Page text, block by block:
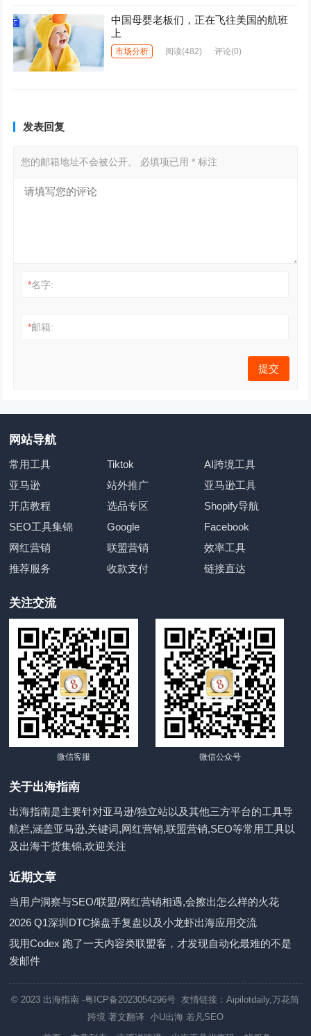
中国母婴老板们，正在飞往美国的航班
上
市场分析 阅读(482) 评论(0)
发表回复
您的邮箱地址不会被公开。 必填项已用* 标注
*名字:
*邮箱:
网站导航
常用工具 Tiktok
AI跨境工具
亚马逊
站外推广
亚马逊工具
开店教程
选品专区
Shopify导航
SEO工具集锦
Google
Facebook
网红营销
联盟营销
效率工具
推荐服务
收款支付 链接直达
关注交流
微信客服 微信公众号
关于出海指南
出海指南是主要针对亚马逊/独立站以及其他三方平台的工具导
航栏,涵盖亚马逊,关键词,网红营销,联盟营销,SEO等常用工具以
及出海干货集锦,欢迎关注
近期文章
当用户洞察与SEO/联盟/网红营销相遇,会擦出怎么样的火花
2026 Q1深圳DTC操盘手复盘以及小龙虾出海应用交流
我用Codex 跑了一天内容类联盟客，才发现自动化最难的不是
发邮件
© 2023 出海指南 -粤ICP备2023054296号 友情链接：Aipilotdaily,万花筒
跨境 著文翻译 小U出海 若凡SEO